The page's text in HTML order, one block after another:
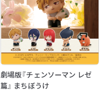
劇場版『チェンソーマン レゼ
篇』 まちぼうけ